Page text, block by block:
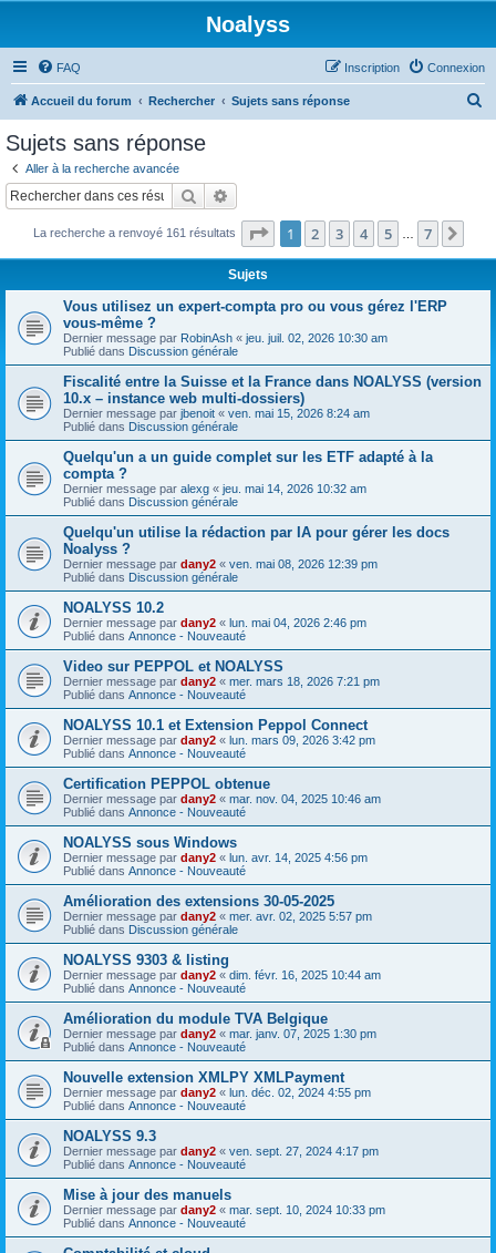
Noalyss
FAQ Connexion
Inscription
Accueil du forum Rechercher Sujets sans réponse
c
Sujets sans réponse
Aller à la recherche avancée
Rechercher
La recherche a renvoyé 161 résultats Page 1sur7
1 2 3 4 5 7
Sujets
Vous utilisez un expert-compta pro ou vous gérez l'ERP
vous-même ?
Dernier message par RobinAsh « jeu. juil. 02, 2026 10:30 am
Publié dans Discussion générale
Fiscalité entre la Suisse et la France dans NOALYSS (version
10.x – instance web multi-dossiers)
Dernier message par jbenoit « ven. mai 15, 2026 8:24 am
Publié dans Discussion générale
Quelqu'un a un guide complet sur les ETF adapté à la
compta ?
Dernier message par alexg « jeu. mai 14, 2026 10:32 am
Publié dans Discussion générale
Quelqu'un utilise la rédaction par IA pour gérer les docs
Noalyss ?
Dernier message par dany2 « ven. mai 08, 2026 12:39 pm
Publié dans Discussion générale
NOALYSS 10.2
Dernier message par dany2 « lun. mai 04, 2026 2:46 pm
Publié dans Annonce - Nouveauté
Video sur PEPPOL et NOALYSS
Dernier message par dany2 « mer. mars 18, 2026 7:21 pm
Publié dans Annonce - Nouveauté
NOALYSS 10.1 et Extension Peppol Connect
Dernier message par dany2 « lun. mars 09, 2026 3:42 pm
Publié dans Annonce - Nouveauté
Certification PEPPOL obtenue
Dernier message par dany2 « mar. nov. 04, 2025 10:46 am
Publié dans Annonce - Nouveauté
NOALYSS sous Windows
Dernier message par dany2 « lun. avr. 14, 2025 4:56 pm
Publié dans Annonce - Nouveauté
Amélioration des extensions 30-05-2025
Dernier message par dany2 « mer. avr. 02, 2025 5:57 pm
Publié dans Discussion générale
NOALYSS 9303 & listing
Dernier message par dany2 « dim. févr. 16, 2025 10:44 am
Publié dans Annonce - Nouveauté
Amélioration du module TVA Belgique
Dernier message par dany2 « mar. janv. 07, 2025 1:30 pm
Publié dans Annonce - Nouveauté
Nouvelle extension XMLPY XMLPayment
Dernier message par dany2 « lun. déc. 02, 2024 4:55 pm
Publié dans Annonce - Nouveauté
NOALYSS 9.3
Dernier message par dany2 « ven. sept. 27, 2024 4:17 pm
Publié dans Annonce - Nouveauté
Mise à jour des manuels
Dernier message par dany2 « mar. sept. 10, 2024 10:33 pm
Publié dans Annonce - Nouveauté